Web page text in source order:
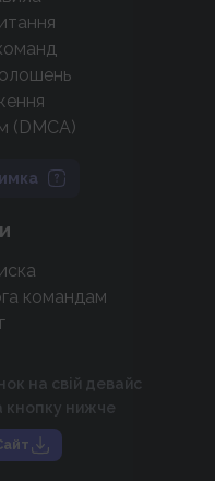
(DMCA)
командам
на свій девайс
кнопку нижче